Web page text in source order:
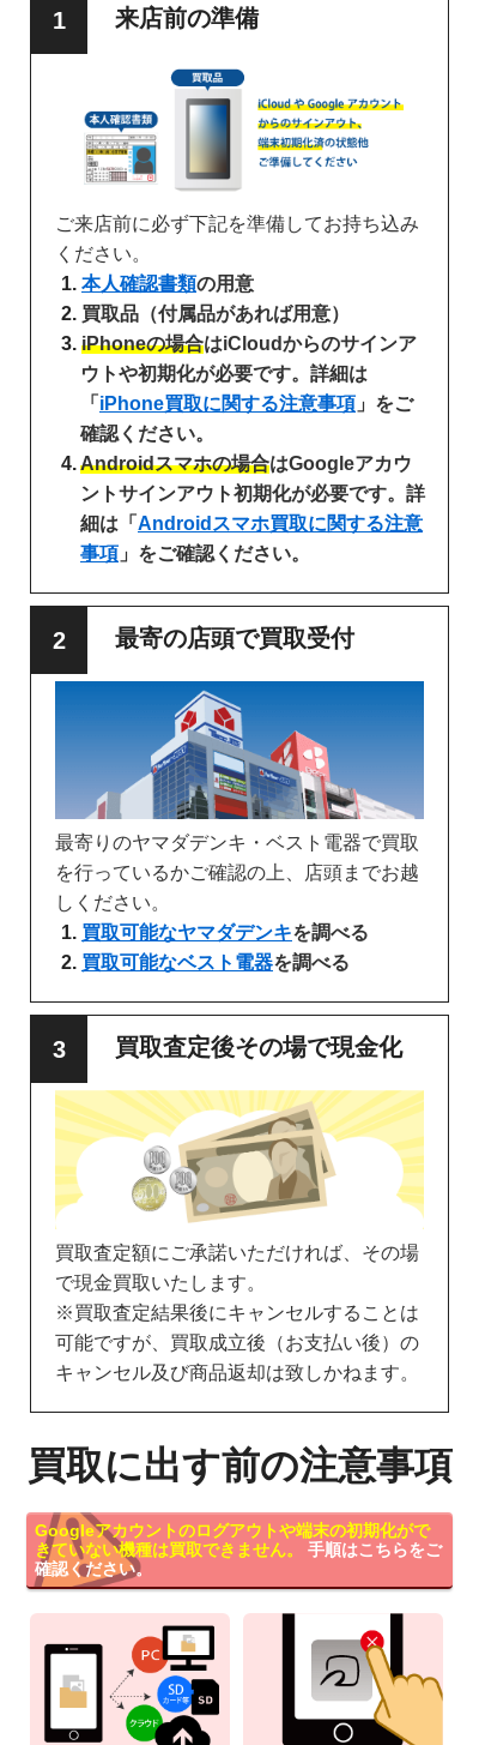
来店前の準備
ご来店前に必ず下記を準備してお持ち込み
ください。
本人確認書類の用意
買取品（付属品があれば用意）
iPhoneの場合はiCloudからのサインア
ウトや初期化が必要です。詳細は
「 iPhone買取に関する注意事項 」をご
確認ください。
Androidスマホの場合はGoogleアカウ
ントサインアウト初期化が必要です。詳
細は「 Androidスマホ買取に関する注意
事項 」をご確認ください。
最寄の店頭で買取受付
最寄りのヤマダデンキ・ベスト電器で買取
を行っているかご確認の上、店頭までお越
しください。
買取可能なヤマダデンキを調べる
買取可能なベスト電器を調べる
買取査定後その場で現金化
買取査定額にご承諾いただければ、その場
で現金買取いたします。
※買取査定結果後にキャンセルすることは
可能ですが、買取成立後（お支払い後）の
キャンセル及び商品返却は致しかねます。
買取に出す前の注意事項
Googleアカウントのログアウトや端末の初期化がで
きていない機種は買取できません。
手順はこちらをご
確認ください。